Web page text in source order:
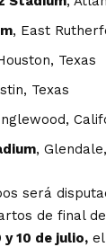
, East
Texas
Texas
,
será
de final
y 10 de julio,